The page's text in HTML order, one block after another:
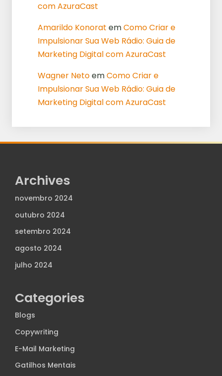
com AzuraCast
Amarildo Konorat emComo Criar e
Impulsionar Sua Web Rádio: Guia de
Marketing Digital com AzuraCast
Wagner NetoemComo Criar e
Impulsionar Sua Web Rádio: Guia de
Marketing Digital com AzuraCast
Archives
novembro 2024
outubro 2024
setembro 2024
agosto 2024
julho 2024
Categories
Blogs
Copywriting
E-Mail Marketing
Gatilhos Mentais